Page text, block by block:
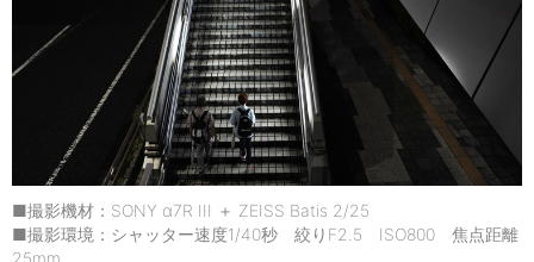
■撮影機材：SONY α7R III ＋ ZEISS Batis 2/25
■撮影環境：シャッター速度1/40秒 絞りF2.5 ISO800 焦点距離
25mm